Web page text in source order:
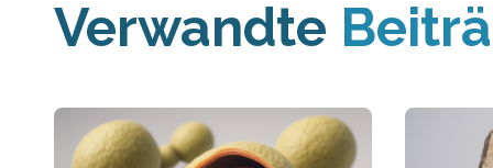
Verwandte